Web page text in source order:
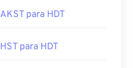
AKST para HDT
HST para HDT